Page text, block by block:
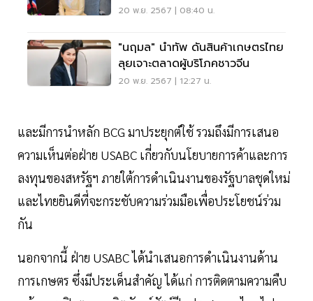
ชง นบข. 25 พ.ย.
20 พ.ย. 2567 | 08:40 น.
"นฤมล" นำทัพ ดันสินค้าเกษตรไทย
ลุยเจาะตลาดผู้บริโภคชาวจีน
20 พ.ย. 2567 | 12:27 น.
และมีการนำหลัก BCG มาประยุกต์ใช้ รวมถึงมีการเสนอ
ความเห็นต่อฝ่าย USABC เกี่ยวกับนโยบายการค้าและการ
ลงทุนของสหรัฐฯ ภายใต้การดำเนินงานของรัฐบาลชุดใหม่
และไทยยินดีที่จะกระชับความร่วมมือเพื่อประโยชน์ร่วม
กัน
นอกจากนี้ ฝ่าย USABC ได้นำเสนอการดำเนินงานด้าน
การเกษตร ซึ่งมีประเด็นสำคัญ ได้แก่ การติดตามความคืบ